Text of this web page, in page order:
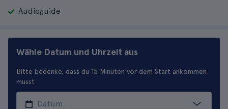
Audioguide
Wähle Datum und Uhrzeit aus
Bitte bedenke, dass du 15 Minuten vor dem Start ankommen
musst